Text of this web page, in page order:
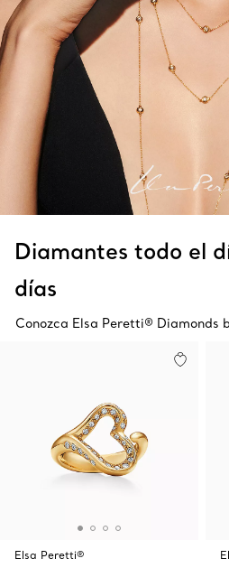
Diamantes todo el
días
Conozca Elsa Peretti® Diamonds
Elsa Peretti®